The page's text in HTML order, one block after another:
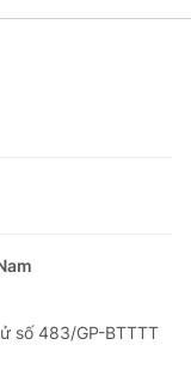
số 483/GP-BTTTT